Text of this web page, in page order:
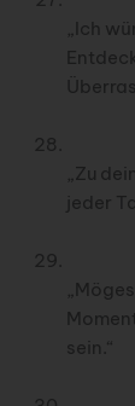
„Ich
„Zu
jeder
sein.“